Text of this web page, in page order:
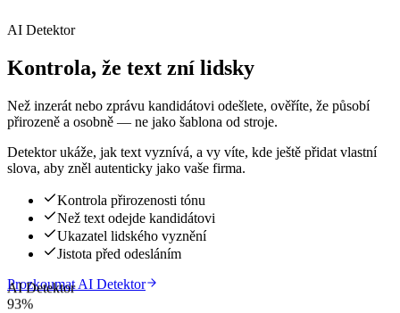
AI Detektor
Kontrola, že text zní lidsky
Než inzerát nebo zprávu kandidátovi odešlete, ověříte, že působí
přirozeně a osobně — ne jako šablona od stroje.
Detektor ukáže, jak text vyznívá, a vy víte, kde ještě přidat vlastní
slova, aby zněl autenticky jako vaše firma.
Kontrola přirozenosti tónu
Než text odejde kandidátovi
Ukazatel lidského vyznění
Jistota před odesláním
Prozkoumat AI Detektor
AI Detektor
93%